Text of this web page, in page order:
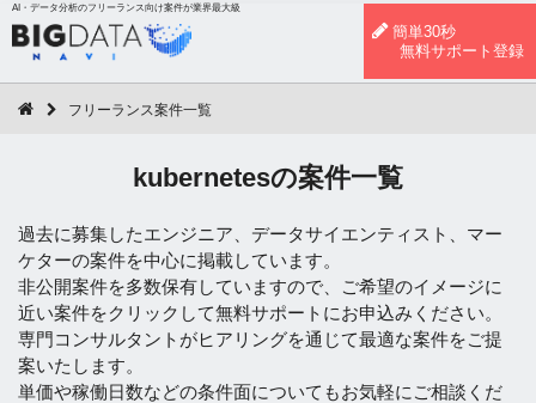
AI・データ分析のフリーランス向け案件が業界最大級
簡単30秒
無料サポート登録
フリーランス案件一覧
kubernetesの案件一覧
過去に募集したエンジニア、データサイエンティスト、マー
ケターの案件を中心に掲載しています。
非公開案件を多数保有していますので、ご希望のイメージに
近い案件をクリックして無料サポートにお申込みください。
専門コンサルタントがヒアリングを通じて最適な案件をご提
案いたします。
単価や稼働日数などの条件面についてもお気軽にご相談くだ